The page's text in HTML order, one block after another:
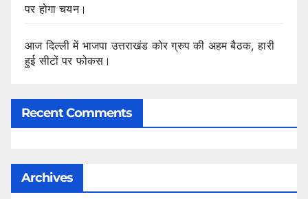
पर होगा चयन।
आज दिल्ली में भाजपा उत्तराखंड कोर ग्रुप की अहम बैठक, हारी
हुई सीटों पर फोकस।
Recent Comments
Archives